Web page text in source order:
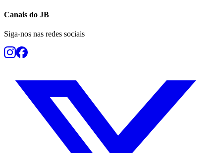
Canais do JB
Siga-nos nas redes sociais